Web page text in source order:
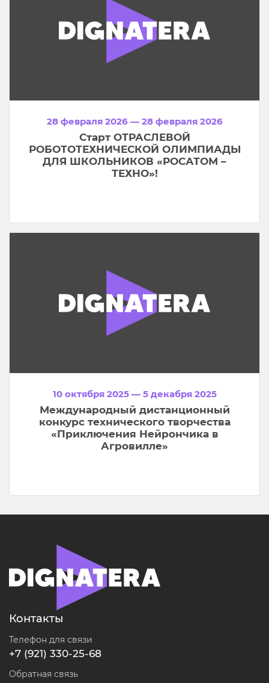
28 февраля 2026 — 28 февраля 2026
Старт ОТРАСЛЕВОЙ
РОБОТОТЕХНИЧЕСКОЙ ОЛИМПИАДЫ
ДЛЯ ШКОЛЬНИКОВ «РОСАТОМ –
ТЕХНО»!
10 октября 2025 — 5 декабря 2025
Международный дистанционный
конкурс технического творчества
«Приключения Нейрончика в
Агровилле»
Контакты
Телефон для связи
+7 (921) 330-25-68
Обратная связь